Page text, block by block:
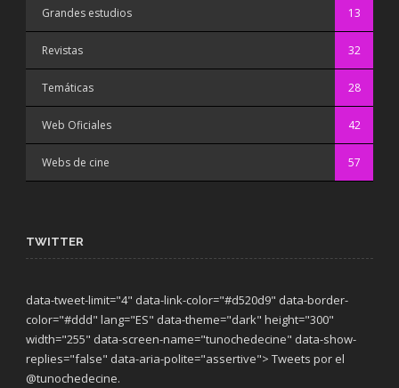
Grandes estudios 13
Revistas 32
Temáticas 28
Web Oficiales 42
Webs de cine 57
TWITTER
data-tweet-limit="4" data-link-color="#d520d9" data-border-
color="#ddd" lang="ES" data-theme="dark" height="300"
width="255" data-screen-name="tunochedecine" data-show-
replies="false" data-aria-polite="assertive"> Tweets por el
@tunochedecine.